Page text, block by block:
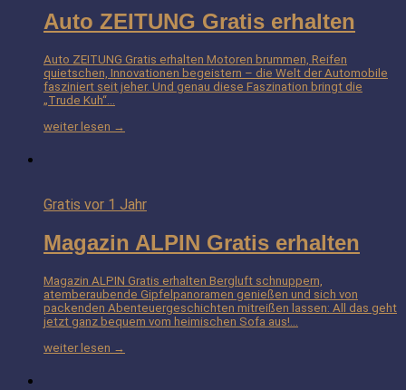
Auto ZEITUNG Gratis erhalten
Auto ZEITUNG Gratis erhalten Motoren brummen, Reifen
quietschen, Innovationen begeistern – die Welt der Automobile
fasziniert seit jeher. Und genau diese Faszination bringt die
„Trude Kuh“…
weiter lesen →
Gratis vor 1 Jahr
Magazin ALPIN Gratis erhalten
Magazin ALPIN Gratis erhalten Bergluft schnuppern,
atemberaubende Gipfelpanoramen genießen und sich von
packenden Abenteuergeschichten mitreißen lassen: All das geht
jetzt ganz bequem vom heimischen Sofa aus!…
weiter lesen →